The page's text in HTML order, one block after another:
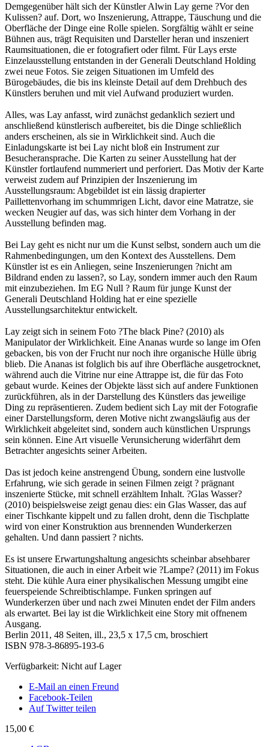
Demgegenüber hält sich der Künstler Alwin Lay gerne ?Vor den
Kulissen? auf. Dort, wo Inszenierung, Attrappe, Täuschung und die
Oberfläche der Dinge eine Rolle spielen. Sorgfältig wählt er seine
Bühnen aus, trägt Requisiten und Darsteller heran und inszeniert
Raumsituationen, die er fotografiert oder filmt. Für Lays erste
Einzelausstellung entstanden in der Generali Deutschland Holding
zwei neue Fotos. Sie zeigen Situationen im Umfeld des
Bürogebäudes, die bis ins kleinste Detail auf dem Drehbuch des
Künstlers beruhen und mit viel Aufwand produziert wurden.
Alles, was Lay anfasst, wird zunächst gedanklich seziert und
anschließend künstlerisch aufbereitet, bis die Dinge schließlich
anders erscheinen, als sie in Wirklichkeit sind. Auch die
Einladungskarte ist bei Lay nicht bloß ein Instrument zur
Besucheransprache. Die Karten zu seiner Ausstellung hat der
Künstler fortlaufend nummeriert und perforiert. Das Motiv der Karte
verweist zudem auf Prinzipien der Inszenierung im
Ausstellungsraum: Abgebildet ist ein lässig drapierter
Paillettenvorhang im schummrigen Licht, davor eine Matratze, sie
wecken Neugier auf das, was sich hinter dem Vorhang in der
Ausstellung befinden mag.
Bei Lay geht es nicht nur um die Kunst selbst, sondern auch um die
Rahmenbedingungen, um den Kontext des Ausstellens. Dem
Künstler ist es ein Anliegen, seine Inszenierungen ?nicht am
Bildrand enden zu lassen?, so Lay, sondern immer auch den Raum
mit einzubeziehen. Im EG Null ? Raum für junge Kunst der
Generali Deutschland Holding hat er eine spezielle
Ausstellungsarchitektur entwickelt.
Lay zeigt sich in seinem Foto ?The black Pine? (2010) als
Manipulator der Wirklichkeit. Eine Ananas wurde so lange im Ofen
gebacken, bis von der Frucht nur noch ihre organische Hülle übrig
blieb. Die Ananas ist folglich bis auf ihre Oberfläche ausgetrocknet,
während auch die Vitrine nur eine Attrappe ist, die für das Foto
gebaut wurde. Keines der Objekte lässt sich auf andere Funktionen
zurückführen, als in der Darstellung des Künstlers das jeweilige
Ding zu repräsentieren. Zudem bedient sich Lay mit der Fotografie
einer Darstellungsform, deren Motive nicht zwangsläufig aus der
Wirklichkeit abgeleitet sind, sondern auch künstlichen Ursprungs
sein können. Eine Art visuelle Verunsicherung widerfährt dem
Betrachter angesichts seiner Arbeiten.
Das ist jedoch keine anstrengend Übung, sondern eine lustvolle
Erfahrung, wie sich gerade in seinen Filmen zeigt ? prägnant
inszenierte Stücke, mit schnell erzähltem Inhalt. ?Glas Wasser?
(2010) beispielsweise zeigt genau dies: ein Glas Wasser, das auf
einer Tischkante kippelt und zu fallen droht, denn die Tischplatte
wird von einer Konstruktion aus brennenden Wunderkerzen
gehalten. Und dann passiert ? nichts.
Es ist unsere Erwartungshaltung angesichts scheinbar absehbarer
Situationen, die auch in einer Arbeit wie ?Lampe? (2011) im Fokus
steht. Die kühle Aura einer physikalischen Messung umgibt eine
feuerspeiende Schreibtischlampe. Funken springen auf
Wunderkerzen über und nach zwei Minuten endet der Film anders
als erwartet. Bei lay ist die Wirklichkeit eine Story mit offnenem
Ausgang.
Berlin 2011, 48 Seiten, ill., 23,5 x 17,5 cm, broschiert
ISBN 978-3-86895-193-6
Verfügbarkeit: Nicht auf Lager
E-Mail an einen Freund
Facebook-Teilen
Auf Twitter teilen
15,00 €